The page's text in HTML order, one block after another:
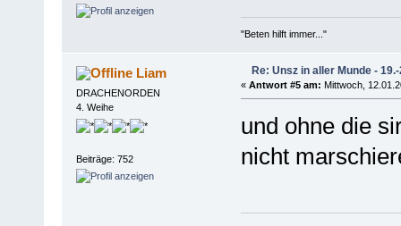
"Beten hilft immer..."
Liam
DRACHENORDEN
4. Weihe
Beiträge: 752
Re: Unsz in aller Munde -
« Antwort #5 am: Mittwoch,
und ohne die
nicht